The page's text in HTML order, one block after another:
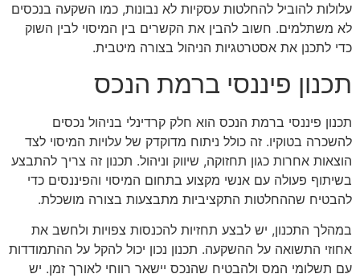
עלולות להוביל להחלטות עסקיות לא נבונות, כמו השקעה בנכסים
לא משתלמים. חשוב להבין את הקשרים בין המיסוי לבין השוק
כדי לתכנן את אסטרטגיות הניהול בצורה מיטבית.
תכנון פיננסי ברמת הנכס
תכנון פיננסי ברמת הנכס הוא חלק קרדינלי בניהול נכסים
להשכרה בטוקיו. זה כולל ניתוח מדוקדק של עלויות המיסוי לצד
הוצאות אחרות כגון תחזוקה, שיווק וניהול. תכנון זה צריך להתבצע
בשיתוף פעולה עם אנשי מקצוע בתחום המיסוי והפיננסים כדי
להבטיח שההחלטות התקציביות מתבצעות בצורה מושכלת.
במהלך התכנון, יש לבצע תחזיות להכנסות צפויות ולחשב את
אחוזי התשואה על ההשקעה. תכנון נכון יכול להקל על ההתמודדות
עם תשלומי המס ולהבטיח שהנכס יישאר רווחי לאורך זמן. יש